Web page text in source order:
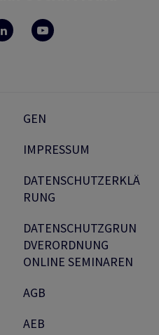
GEN
IMPRESSUM
DATENSCHUTZERKLÄ
RUNG
DATENSCHUTZGRUN
DVERORDNUNG
ONLINE SEMINAREN
AGB
AEB